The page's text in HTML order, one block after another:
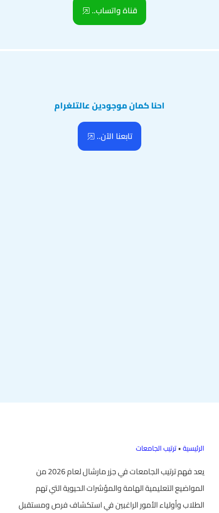
قناة واتساب..
احنا كمان موجودين عالتلغرام
تابعنا الآن..
الرئيسية•ترتيب الجامعات
يعد فهم ترتيب الجامعات في جزر مارشال لعام 2026 من
المواضيع التعليمية الهامة والمؤشرات الحيوية التي تهم
الطلاب وأولياء الأمور الراغبين في استكشاف فرص ومستقبل